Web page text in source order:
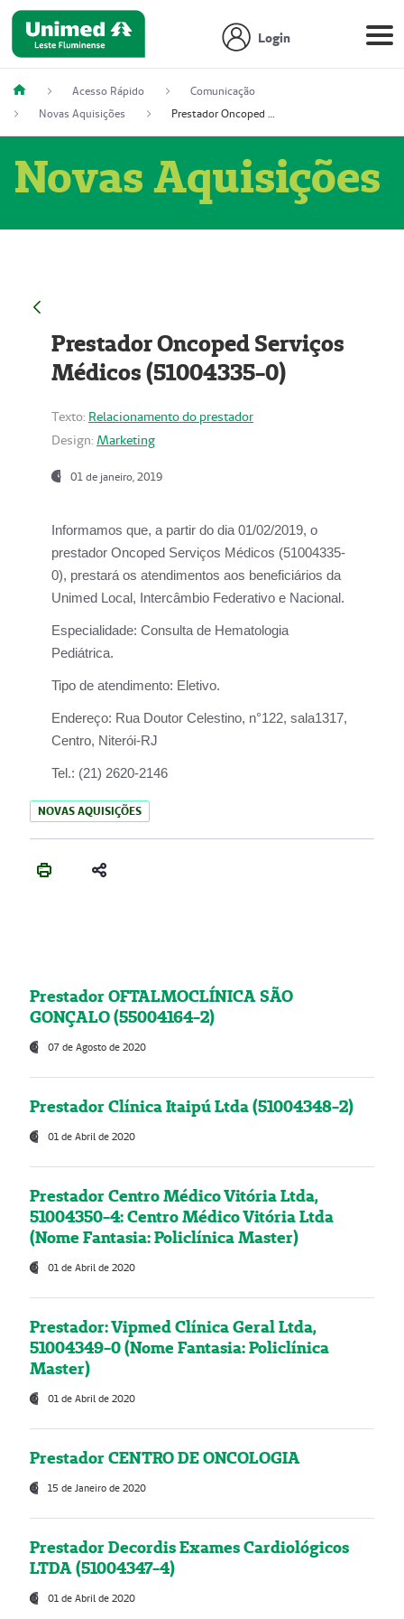
Login
Acesso Rápido
Comunicação
Novas Aquisições
Prestador Oncoped Serviços Médicos (51004335-0)
Novas Aquisições
Prestador Oncoped Serviços
Médicos (51004335-0)
Texto: Relacionamento do prestador
Design: Marketing
01 de janeiro, 2019
Informamos que, a partir do dia 01/02/2019, o
prestador Oncoped Serviços Médicos (51004335-
0), prestará os atendimentos aos beneficiários da
Unimed Local, Intercâmbio Federativo e Nacional.
Especialidade: Consulta de Hematologia
Pediátrica.
Tipo de atendimento: Eletivo.
Endereço: Rua Doutor Celestino, n°122, sala1317,
Centro, Niterói-RJ
Tel.: (21) 2620-2146
NOVAS AQUISIÇÕES
Prestador OFTALMOCLÍNICA SÃO
GONÇALO (55004164-2)
07 de Agosto de 2020
Prestador Clínica Itaipú Ltda (51004348-2)
01 de Abril de 2020
Prestador Centro Médico Vitória Ltda,
51004350-4: Centro Médico Vitória Ltda
(Nome Fantasia: Policlínica Master)
01 de Abril de 2020
Prestador: Vipmed Clínica Geral Ltda,
51004349-0 (Nome Fantasia: Policlínica
Master)
01 de Abril de 2020
Prestador CENTRO DE ONCOLOGIA
15 de Janeiro de 2020
Prestador Decordis Exames Cardiológicos
LTDA (51004347-4)
01 de Abril de 2020